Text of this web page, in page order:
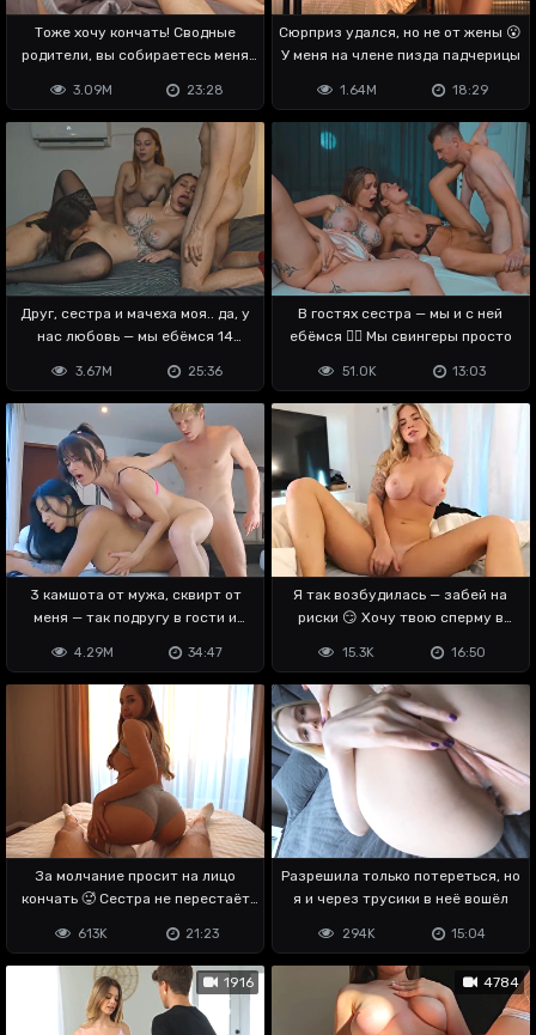
Тоже хочу кончать! Сводные
родители, вы собираетесь меня
23:28
3.09M
Сюрприз удался, но не от жены 😮
У меня на члене пизда падчерицы
18:29
1.64M
Друг, сестра и мачеха моя.. да, у
нас любовь — мы ебёмся 14
25:36
3.67M
В гостях сестра — мы и с ней
ебёмся 🤷‍♀️ Мы свингеры просто
13:03
51.0K
3 камшота от мужа, сквирт от
меня — так подругу в гости и
34:47
4.29M
Я так возбудилась — забей на
риски 😏 Хочу твою сперму в
16:50
15.3K
За молчание просит на лицо
кончать 🥵 Сестра не перестаёт
21:23
613K
Разрешила только потереться, но
я и через трусики в неё вошёл
15:04
294K
1916 4784